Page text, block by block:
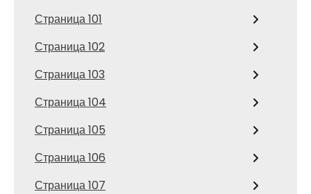
Страница 101
Страница 102
Страница 103
Страница 104
Страница 105
Страница 106
Страница 107